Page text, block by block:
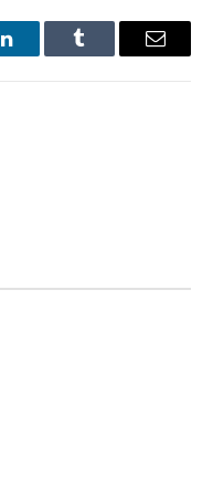
LinkedInTumblr Email